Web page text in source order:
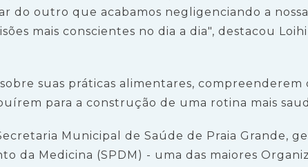
do outro que acabamos negligenciando a
mais conscientes no dia a dia", destacou
suas práticas alimentares, compreenderem
para a construção de uma rotina mais
Municipal de Saúde de Praia Grande,
da Medicina (SPDM) - uma das maiores